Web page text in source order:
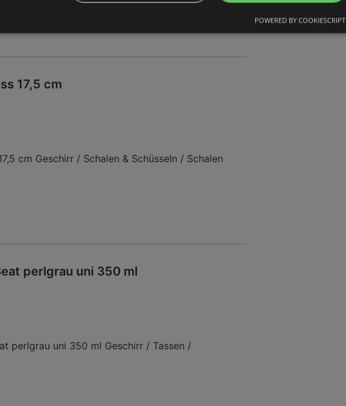
und Kannen mit Kaffee und heißer
stehen. Die Abendsonne bricht durch die Bäume
und Untertassen sind Sie nun auch im Besitz
Einzug in Ihre Wohnung!Geschirr / Geschirrsets /
17,5 cm
cm Geschirr / Schalen & Schüsseln / Schalen
perlgrau uni 350 ml
perlgrau uni 350 ml Geschirr / Tassen /
POWERED BY COOKIESCRIPT